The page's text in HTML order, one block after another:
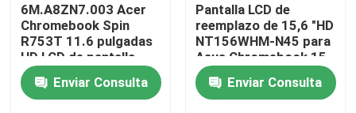
Reemplazo de la pantalla LCD del ordenador portátil
Pantalla del ordenador portátil LED
6M.A8ZN7.003 Acer
Chromebook Spin
R753T 11.6 pulgadas
HD LCD de pantalla
táctil Asamblea de
conector de 40 pines
con bisel de plástico
Enviar Consulta
Pantalla LCD de
reemplazo de 15,6 "HD
NT156WHM-N45 para
Asus Chromebook 15
C523NA
Enviar Consulta